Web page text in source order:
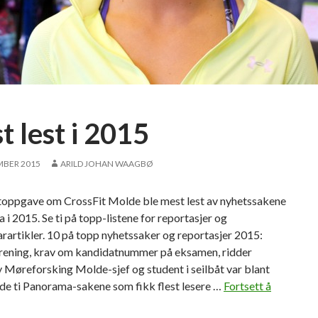
l
r
å
r
o
m
j
u
lest i 2015
2015 ARILD JOHAN WAAGBØ
om CrossFit Molde ble mest lest av nyhetssakene
i 2015. Se ti på topp-listene for reportasjer og
10 på topp nyhetssaker og reportasjer 2015:
krav om kandidatnummer på eksamen, ridder
Møreforsking Molde-sjef og student i seilbåt var blant
ti Panorama-sakene som fikk flest lesere … Fortsett å